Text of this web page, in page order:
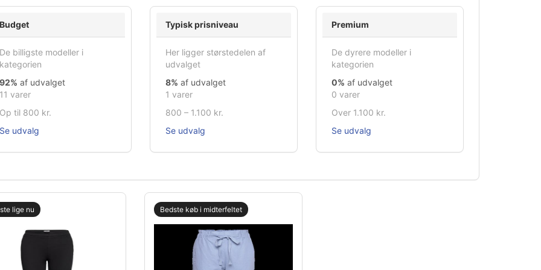
Budget
De billigste modeller i
kategorien
92% af udvalget
11 varer
Op til 800 kr.
Se udvalg
Typisk prisniveau
Her ligger størstedelen af
udvalget
8% af udvalget
1 varer
800 – 1.100 kr.
Se udvalg
Premium
De dyrere modeller i
kategorien
0% af udvalget
0 varer
Over 1.100 kr.
Se udvalg
lige nu Bedste køb i midterfeltet